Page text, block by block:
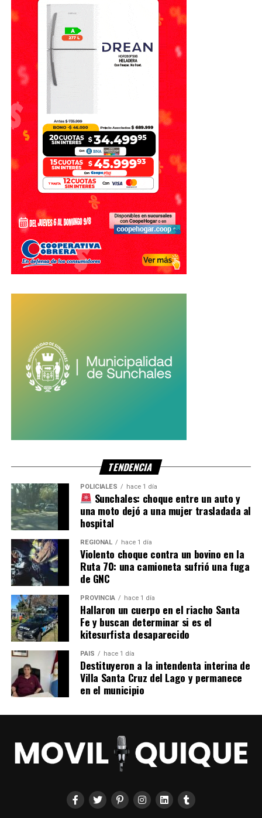
a los capítulos que lograron reunir el respaldo necesario
en el Senado.
Con información de Sin Mordaza
TENDENCIA
POLICIALES hace 1 día
Sunchales: choque entre un auto y
una moto dejó a una mujer trasladada al
hospital
REGIONAL hace 1 día
Violento choque contra un bovino en la
Ruta 70: una camioneta sufrió una fuga
de GNC
PROVINCIA hace 1 día
Hallaron un cuerpo en el riacho Santa
Fe y buscan determinar si es el
kitesurfista desaparecido
PAIS hace 1 día
Destituyeron a la intendenta interina de
Villa Santa Cruz del Lago y permanece
en el municipio